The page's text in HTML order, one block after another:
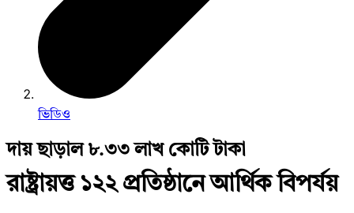
ভিডিও
দায় ছাড়াল ৮.৩৩ লাখ কোটি টাকা
রাষ্ট্রায়ত্ত ১২২ প্রতিষ্ঠানে আর্থিক বিপর্যয়